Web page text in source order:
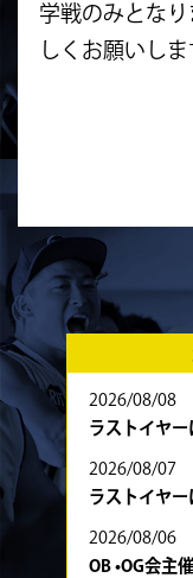
学戦のみとな
しくお願いしま
2026/08/08
ラストイヤ
2026/08/07
ラストイヤ
2026/08/06
OB •OG会主